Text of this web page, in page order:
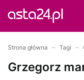
Strona główna Tagi
Grzegorz